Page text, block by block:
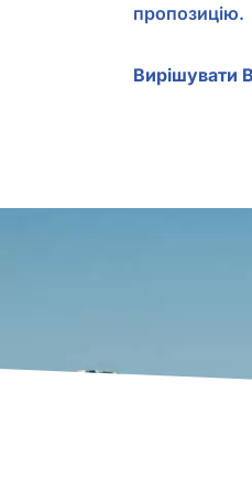
пропозицію.
Вирішувати